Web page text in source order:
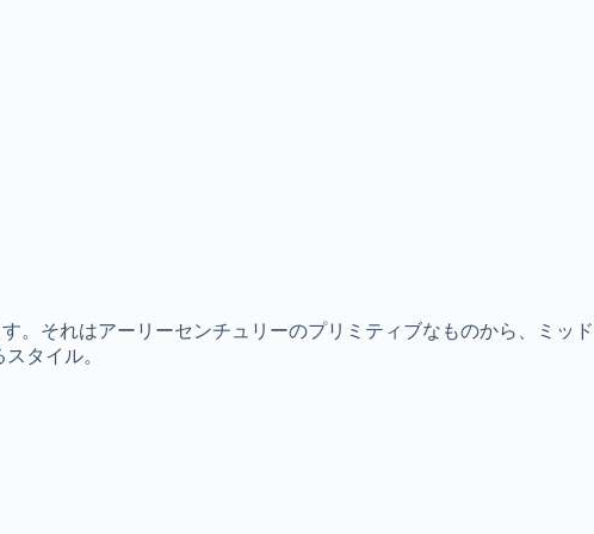
。それはアーリーセンチュリーのプリミティブなものから、ミッド
タイル。